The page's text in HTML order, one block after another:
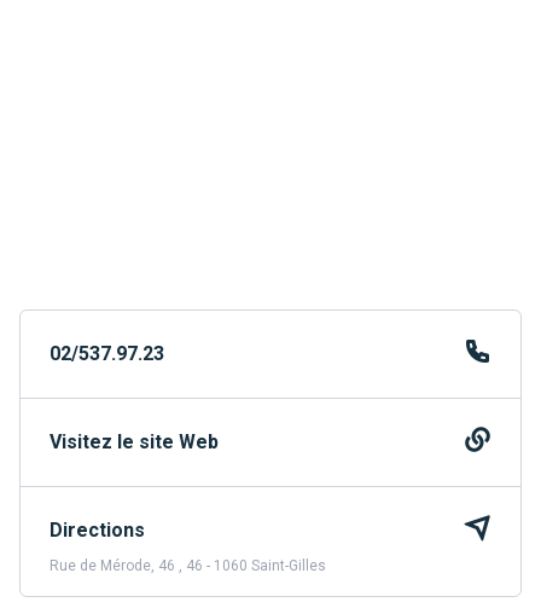
02/537.97.23
Visitez le site Web
Directions
Rue de Mérode, 46 , 46 - 1060 Saint-Gilles